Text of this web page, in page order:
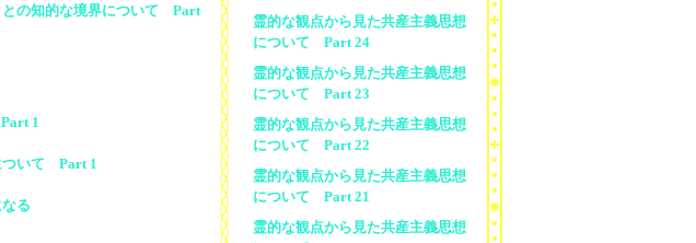
との知的な境界について Part
1
ついて Part 1
る
霊的な観点から見た共産主義思想
について Part 24
霊的な観点から見た共産主義思想
について Part 23
霊的な観点から見た共産主義思想
について Part 22
霊的な観点から見た共産主義思想
について Part 21
霊的な観点から見た共産主義思想